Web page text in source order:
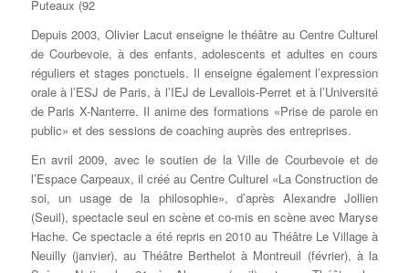
Puteaux (92
Depuis 2003, Olivier Lacut enseigne le théâtre au Centre Culturel
de Courbevoie, à des enfants, adolescents et adultes en cours
réguliers et stages ponctuels. Il enseigne également l’expression
orale à l’ESJ de Paris, à l’IEJ de Levallois-Perret et à l’Université
de Paris X-Nanterre. Il anime des formations «Prise de parole en
public» et des sessions de coaching auprès des entreprises.
En avril 2009, avec le soutien de la Ville de Courbevoie et de
l’Espace Carpeaux, il créé au Centre Culturel «La Construction de
soi, un usage de la philosophie», d’après Alexandre Jollien
(Seuil), spectacle seul en scène et co-mis en scène avec Maryse
Hache. Ce spectacle a été repris en 2010 au Théâtre Le Village à
Neuilly (janvier), au Théâtre Berthelot à Montreuil (février), à la